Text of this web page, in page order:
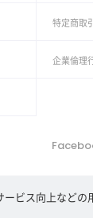
ービス向上など
特定商取
企業倫理